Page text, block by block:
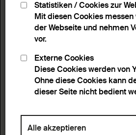
Statistiken / Cookies zur
Mit diesen Cookies
der Webseite und nehmen
vor.
Externe Cookies
Diese Cookies werden von
Ohne diese Cookies kann
dieser Seite nicht bedient
Alle akzeptieren